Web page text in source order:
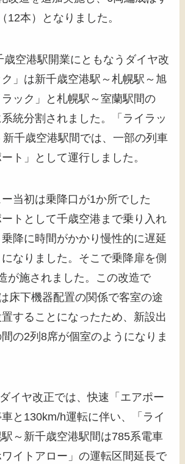
12本）となりました。
空港駅開業にともなうダイヤ改
」は新千歳空港駅～札幌駅～旭
ック」と札幌駅～室蘭駅間の
系統分割されました。「ライラッ
新千歳空港駅間では、一部の列車
ト」として運行しました。
当初は乗降口が1か所でした
トとして千歳空港まで乗り入れ
降に時間がかかり慢性的に遅延
なりました。そこで乗降扉を側
が施されました。この改造で
床下機器配置の関係で客室の途
することになったため、新設出
の2列8席が個室のようになりま
イヤ改正では、快速「エアポー
車と130km/h運転に伴い、「ライ
～新千歳空港駅間は785系電車
イトアロー」の運転区間延長で